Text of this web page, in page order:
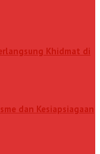
Khidmat di
dan Kesiapsiagaan